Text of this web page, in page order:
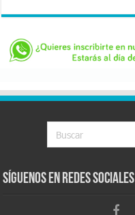
Síguenos en Redes Sociales